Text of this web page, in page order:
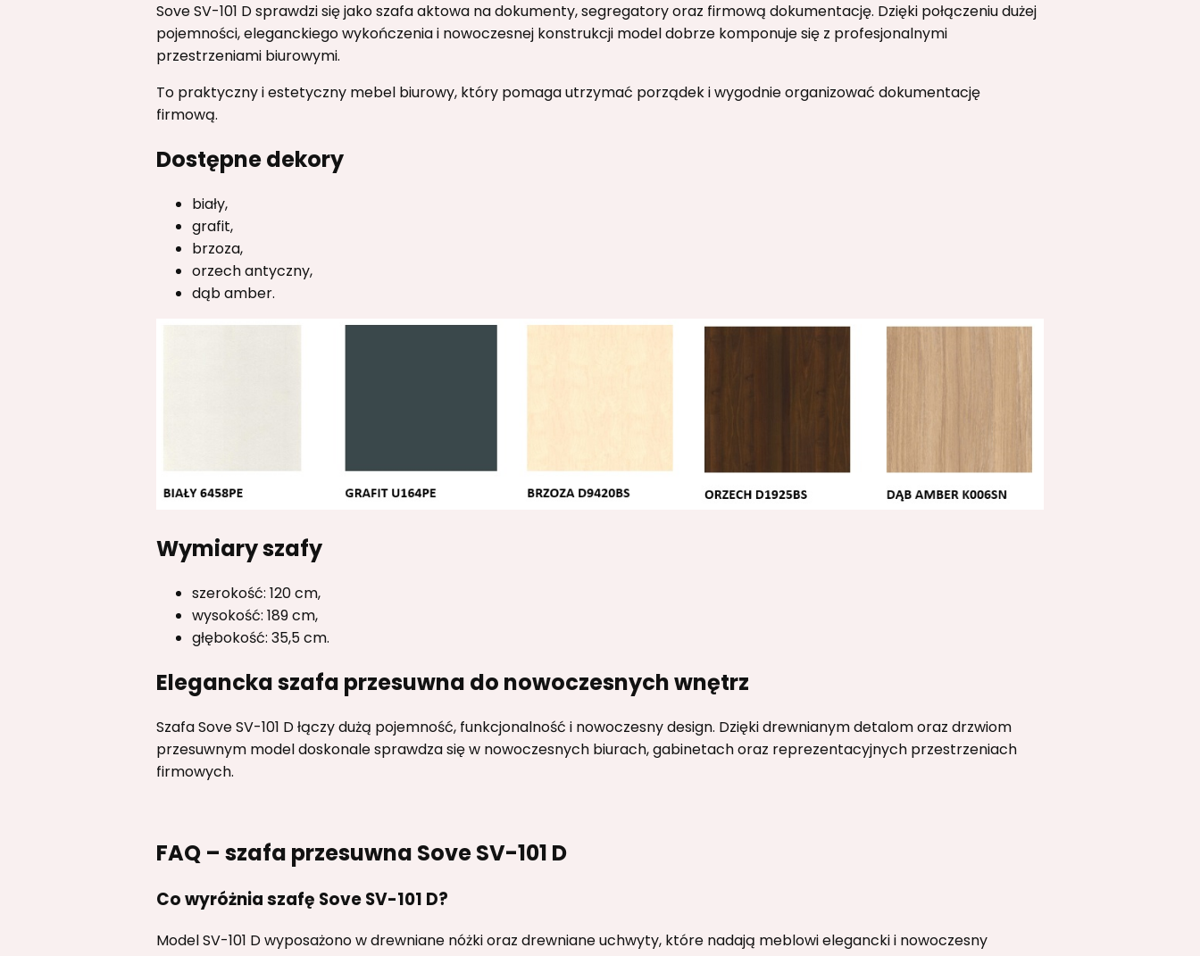
Sove SV-101 D sprawdzi się jako szafa aktowa na dokumenty, segregatory oraz firmową dokumentację. Dzięki połączeniu dużej
pojemności, eleganckiego wykończenia i nowoczesnej konstrukcji model dobrze komponuje się z profesjonalnymi
przestrzeniami biurowymi.
To praktyczny i estetyczny mebel biurowy, który pomaga utrzymać porządek i wygodnie organizować dokumentację
firmową.
Dostępne dekory
biały,
grafit,
brzoza,
orzech antyczny,
dąb amber.
Wymiary szafy
szerokość: 120 cm,
wysokość: 189 cm,
głębokość: 35,5 cm.
Elegancka szafa przesuwna do nowoczesnych wnętrz
Szafa Sove SV-101 D łączy dużą pojemność, funkcjonalność i nowoczesny design. Dzięki drewnianym detalom oraz drzwiom
przesuwnym model doskonale sprawdza się w nowoczesnych biurach, gabinetach oraz reprezentacyjnych przestrzeniach
firmowych.
FAQ – szafa przesuwna Sove SV-101 D
Co wyróżnia szafę Sove SV-101 D?
Model SV-101 D wyposażono w drewniane nóżki oraz drewniane uchwyty, które nadają meblowi elegancki i nowoczesny